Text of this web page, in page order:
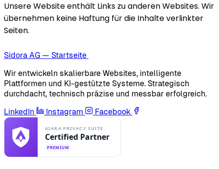
Unsere Website enthält Links zu anderen Websites. Wir
übernehmen keine Haftung für die Inhalte verlinkter
Seiten.
Sidora AG — Startseite
Wir entwickeln skalierbare Websites, intelligente
Plattformen und KI-gestützte Systeme. Strategisch
durchdacht, technisch präzise und messbar erfolgreich.
LinkedIn
Instagram Facebook